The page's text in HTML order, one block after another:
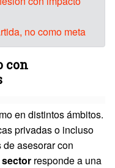
no como meta
con
en distintos ámbitos.
privadas o incluso
asesorar con
responde a una